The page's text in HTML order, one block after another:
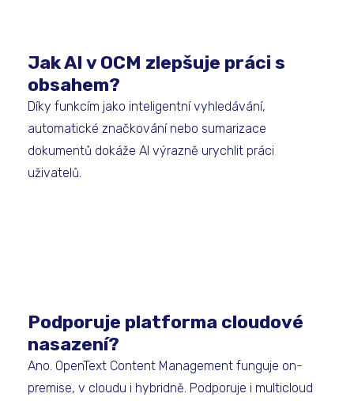
Jak AI v OCM zlepšuje práci s
obsahem?
Díky funkcím jako inteligentní vyhledávání,
automatické značkování nebo sumarizace
dokumentů dokáže AI výrazně urychlit práci
uživatelů.
Podporuje platforma cloudové
nasazení?
Ano. OpenText Content Management funguje on-
premise, v cloudu i hybridně. Podporuje i multicloud